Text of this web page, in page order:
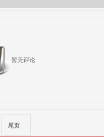
暂无评论
尾页